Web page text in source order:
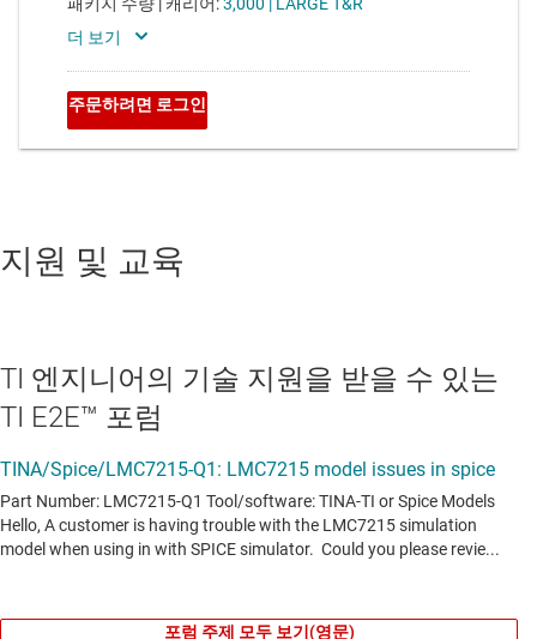
지원 및 교육
TI 엔지니어의 기술 지원을 받을 수 있는
TI E2E™ 포럼
포럼 주제 모두 보기(영문)